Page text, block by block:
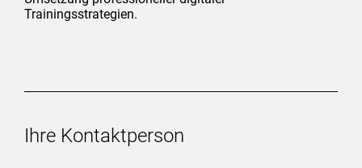
Trainingsstrategien.
Ihre Kontaktperson